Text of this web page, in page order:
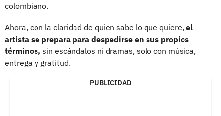
colombiano.
Ahora, con la claridad de quien sabe lo que quiere, el
artista se prepara para despedirse en sus propios
términos, sin escándalos ni dramas, solo con música,
entrega y gratitud.
PUBLICIDAD